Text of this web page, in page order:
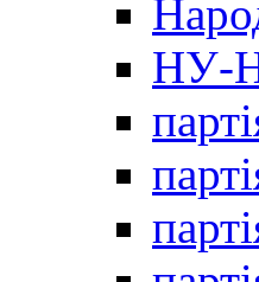
НУ-